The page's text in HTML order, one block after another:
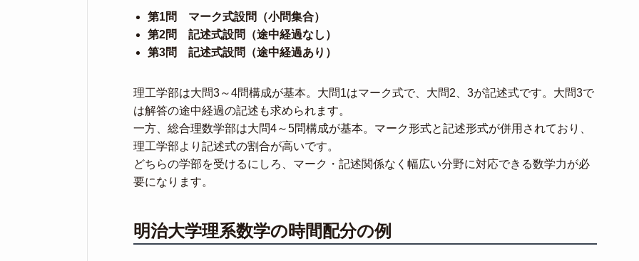
第1問 マーク式設問（小問集合）
第2問 記述式設問（途中経過なし）
第3問 記述式設問（途中経過あり）
理工学部は大問3～4問構成が基本。大問1はマーク式で、大問2、3が記述式です。大問3で
は解答の途中経過の記述も求められます。
一方、総合理数学部は大問4～5問構成が基本。マーク形式と記述形式が併用されており、
理工学部より記述式の割合が高いです。
どちらの学部を受けるにしろ、マーク・記述関係なく幅広い分野に対応できる数学力が必
要になります。
明治大学理系数学の時間配分の例